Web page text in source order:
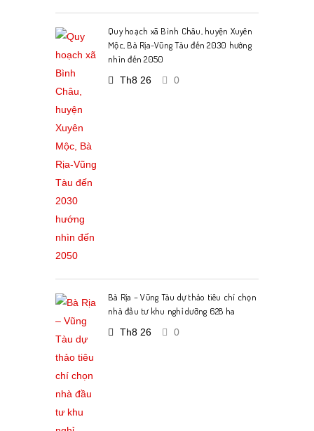
Quy hoạch xã Bình Châu, huyện Xuyên
Mộc, Bà Rịa-Vũng Tàu đến 2030 hướng
nhìn đến 2050
Th8 26
0
Bà Rịa – Vũng Tàu dự thảo tiêu chí chọn
nhà đầu tư khu nghỉ dưỡng 628 ha
Th8 26
0